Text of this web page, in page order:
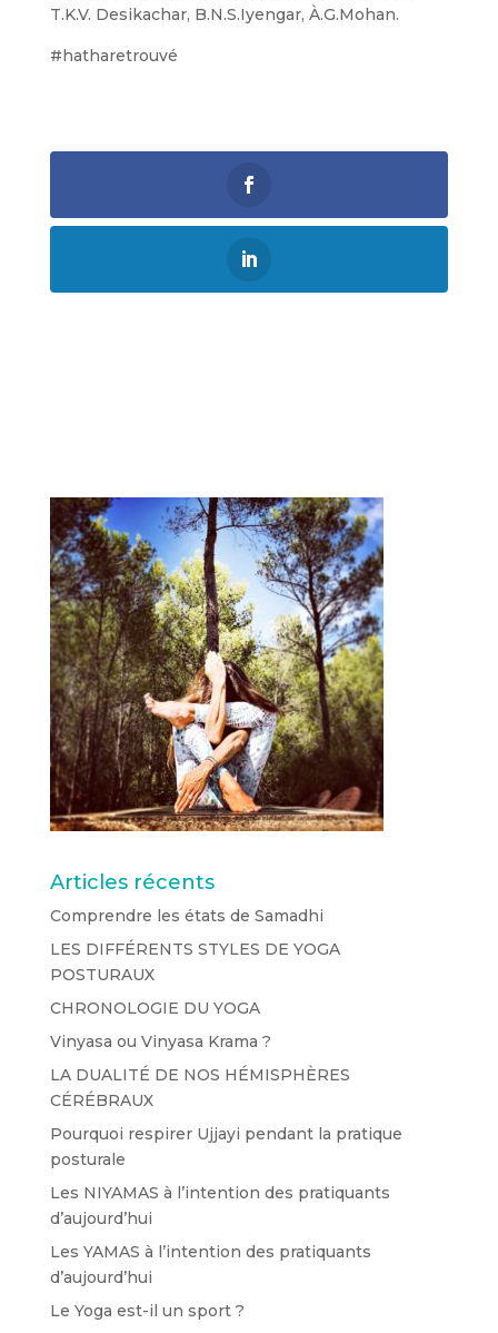
T.K.V. Desikachar, B.N.S.Iyengar, À.G.Mohan.
#hatharetrouvé
Articles récents
Comprendre les états de Samadhi
LES DIFFÉRENTS STYLES DE YOGA
POSTURAUX
CHRONOLOGIE DU YOGA
Vinyasa ou Vinyasa Krama ?
LA DUALITÉ DE NOS HÉMISPHÈRES
CÉRÉBRAUX
Pourquoi respirer Ujjayi pendant la pratique
posturale
Les NIYAMAS à l’intention des pratiquants
d’aujourd’hui
Les YAMAS à l’intention des pratiquants
d’aujourd’hui
Le Yoga est-il un sport ?